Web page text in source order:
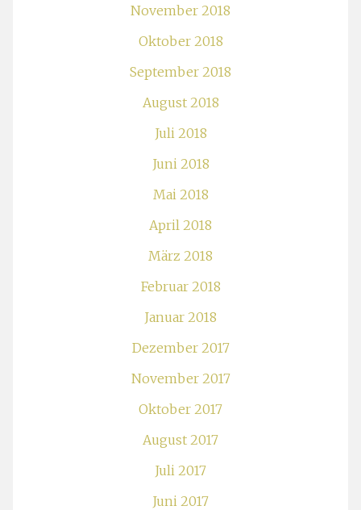
November 2018
Oktober 2018
September 2018
August 2018
Juli 2018
Juni 2018
Mai 2018
April 2018
März 2018
Februar 2018
Januar 2018
Dezember 2017
November 2017
Oktober 2017
August 2017
Juli 2017
Juni 2017